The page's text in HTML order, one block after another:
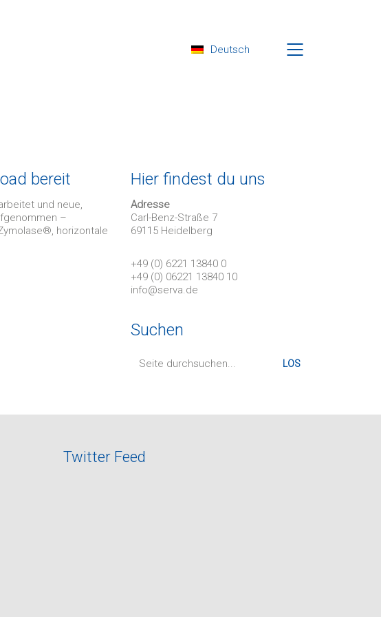
Deutsch
bereit
und neue,
–
horizontale
Hier findest du uns
Adresse
Carl-Benz-Straße 7
69115 Heidelberg
+49 (0) 6221 13840 0
+49 (0) 06221 13840 10
info@serva.de
Suchen
nach:
Twitter Feed